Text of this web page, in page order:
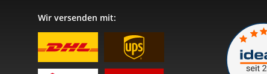
Wir versenden mit: